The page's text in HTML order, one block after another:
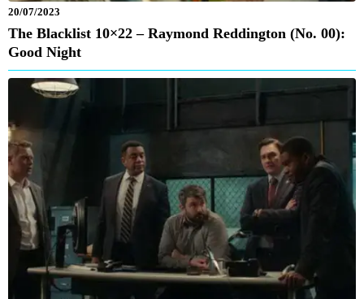
20/07/2023
The Blacklist 10×22 – Raymond Reddington (No. 00):
Good Night